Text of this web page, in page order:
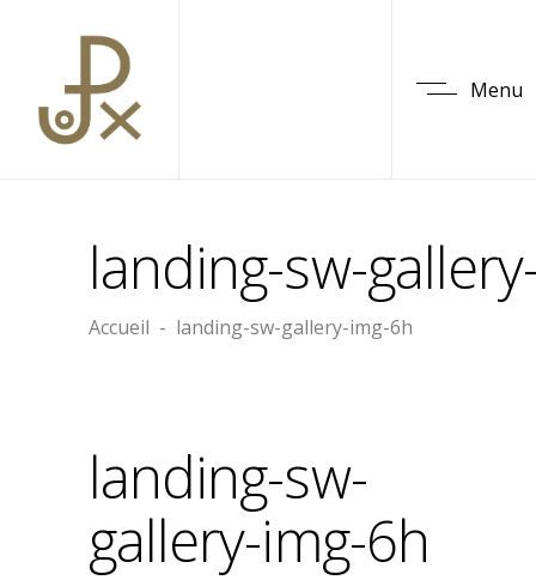
Menu
landing-sw-
Accueil - landing-sw-gallery-img-6h
landing-sw-
gallery-img-6h